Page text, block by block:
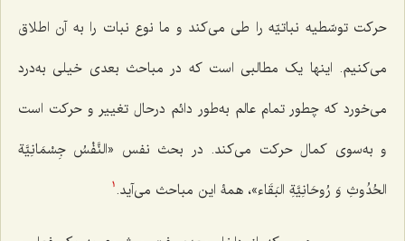
حرکت توسّطیه نباتیّه را طی می‌کند و ما نوع نبات را به آن اطلاق
می‌کنیم. اینها یک مطالبی است که در مباحث بعدی خیلی به‌درد
می‌خورد که چطور تمام عالم به‌طور دائم درحال تغییر و حرکت است
و به‌سوی کمال حرکت می‌کند. در بحث نفس «النَّفْسُ جِسْمَانِيَّة
الحُدُوثِ وَ رُوحَانِيَّةِ البَقَاء»، همۀ این مباحث می‌آید. 1